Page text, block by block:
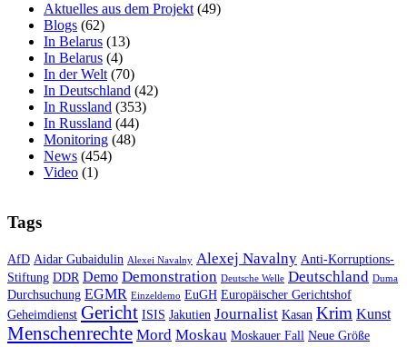
Aktuelles aus dem Projekt (49)
Blogs (62)
In Belarus (13)
In Belarus (4)
In der Welt (70)
In Deutschland (42)
In Russland (353)
In Russland (44)
Monitoring (48)
News (454)
Video (1)
Tags
AfD Aidar Gubaidulin Alexei Navalny Alexej Navalny Anti-Korruptions-
Stiftung DDR Demo Demonstration Deutsche Welle Deutschland Duma
Durchsuchung EGMR Einzeldemo EuGH Europäischer Gerichtshof
Geheimdienst Gericht ISIS Jakutien Journalist Kasan Krim Kunst
Menschenrechte Mord Moskau Moskauer Fall Neue Größe